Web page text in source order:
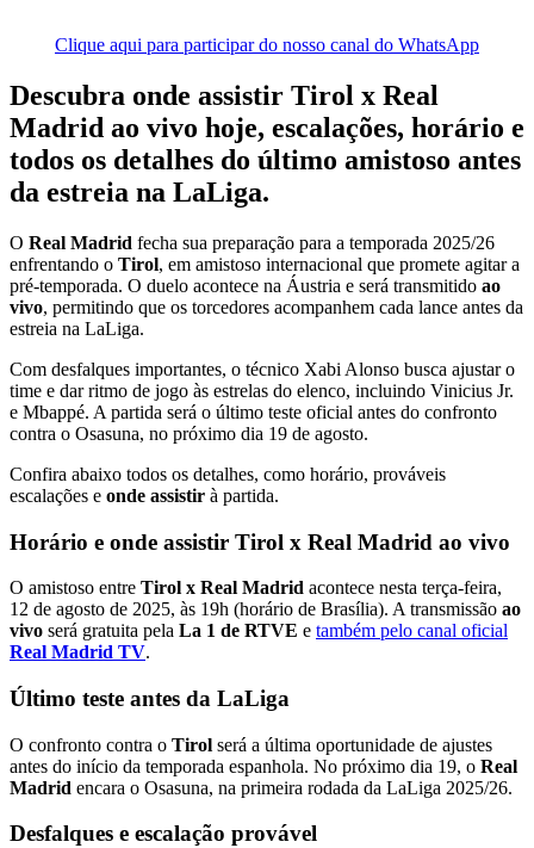
Clique aqui para participar do nosso canal do WhatsApp
Descubra onde assistir Tirol x Real
Madrid ao vivo hoje, escalações, horário e
todos os detalhes do último amistoso antes
da estreia na LaLiga.
O Real Madrid fecha sua preparação para a temporada 2025/26
enfrentando o Tirol, em amistoso internacional que promete agitar a
pré-temporada. O duelo acontece na Áustria e será transmitido ao
vivo, permitindo que os torcedores acompanhem cada lance antes da
estreia na LaLiga.
Com desfalques importantes, o técnico Xabi Alonso busca ajustar o
time e dar ritmo de jogo às estrelas do elenco, incluindo Vinicius Jr.
e Mbappé. A partida será o último teste oficial antes do confronto
contra o Osasuna, no próximo dia 19 de agosto.
Confira abaixo todos os detalhes, como horário, prováveis
escalações e onde assistir à partida.
Horário e onde assistir Tirol x Real Madrid ao vivo
O amistoso entre Tirol x Real Madrid acontece nesta terça-feira,
12 de agosto de 2025, às 19h (horário de Brasília). A transmissão ao
vivo será gratuita pela La 1 de RTVE e também pelo canal oficial
Real Madrid TV.
Último teste antes da LaLiga
O confronto contra o Tirol será a última oportunidade de ajustes
antes do início da temporada espanhola. No próximo dia 19, o Real
Madrid encara o Osasuna, na primeira rodada da LaLiga 2025/26.
Desfalques e escalação provável